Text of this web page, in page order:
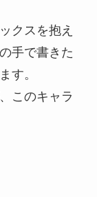
クスを抱え
手で書きた
す。
このキャラ